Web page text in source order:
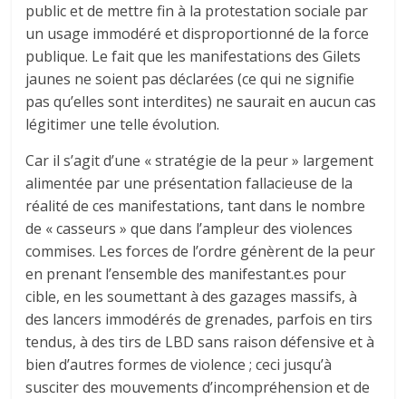
public et de mettre fin à la protestation sociale par
un usage immodéré et disproportionné de la force
publique. Le fait que les manifestations des Gilets
jaunes ne soient pas déclarées (ce qui ne signifie
pas qu’elles sont interdites) ne saurait en aucun cas
légitimer une telle évolution.
Car il s’agit d’une « stratégie de la peur » largement
alimentée par une présentation fallacieuse de la
réalité de ces manifestations, tant dans le nombre
de « casseurs » que dans l’ampleur des violences
commises. Les forces de l’ordre génèrent de la peur
en prenant l’ensemble des manifestant.es pour
cible, en les soumettant à des gazages massifs, à
des lancers immodérés de grenades, parfois en tirs
tendus, à des tirs de LBD sans raison défensive et à
bien d’autres formes de violence ; ceci jusqu’à
susciter des mouvements d’incompréhension et de